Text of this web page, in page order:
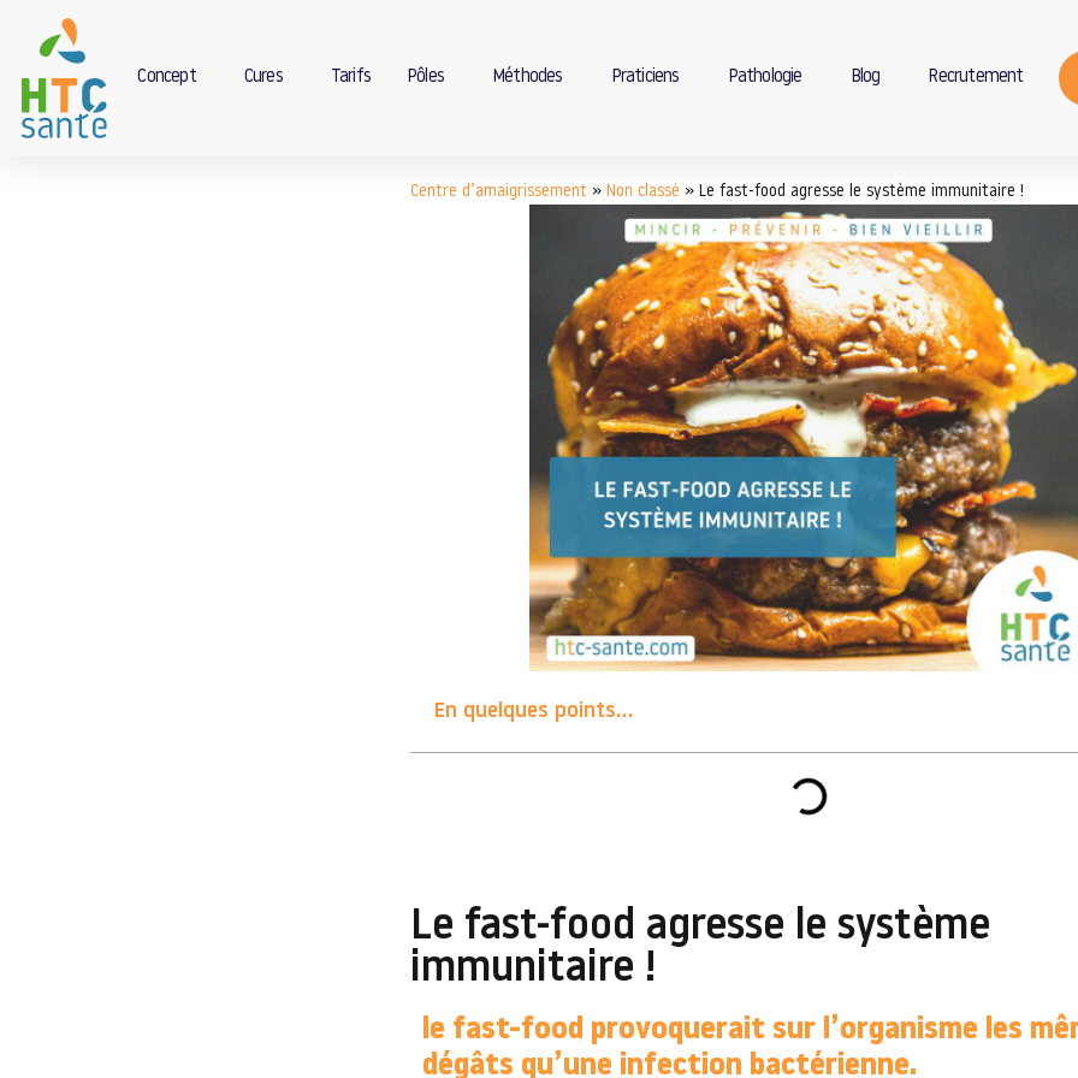
Concept Cures Tarifs Pôles Méthodes Praticiens Pathologie Blog Recrutement
Centre d’amaigrissement » Non classé » Le fast-food agresse le système immunitaire !
En quelques points...
Le fast-food agresse le système
immunitaire !
le fast-food provoquerait sur l’organisme les
dégâts qu’une infection bactérienne.